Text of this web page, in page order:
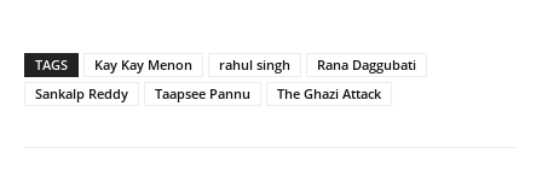
TAGS Kay Kay Menon rahul singh
Rana Daggubati
Sankalp Reddy
Taapsee Pannu The Ghazi Attack